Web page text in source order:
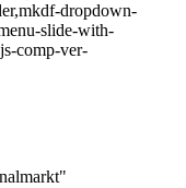
dropdown-
slide-with-
comp-ver-